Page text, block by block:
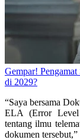
Gempar!
di 2029?
“Saya bersama
ELA (Error Level
tentang ilmu
dokumen